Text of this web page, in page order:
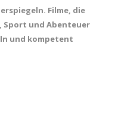
Filme, die
Sport und Abenteuer
und kompetent